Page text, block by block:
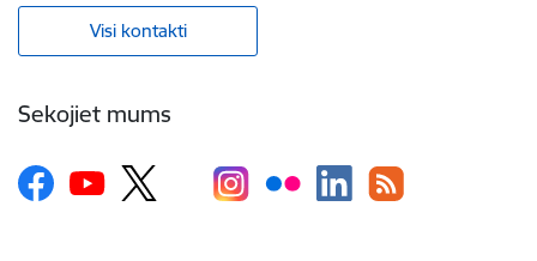
Visi kontakti
Sekojiet mums